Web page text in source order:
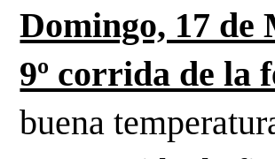
Domingo, 17 de
9º corrida de la
buena